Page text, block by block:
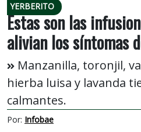
YERBERITO
Estas son las
alivian los síntomas
Manzanilla, toronjil,
hierba luisa y lavanda
calmantes.
Por: Infobae